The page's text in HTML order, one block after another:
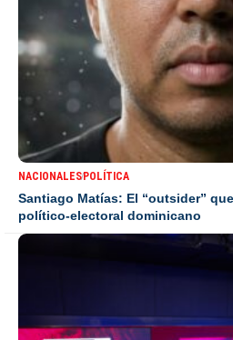
NACIONALESPOLÍTICA
Santiago Matías: El “outsider”
político-electoral dominicano